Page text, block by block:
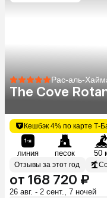
Рас-аль-
The Cove
Кешбэк 4% по карте Т-
линия песок 50
Отзывы за этот год
от 168 720 ₽
26 авг. - 2 сент., 7 ночей